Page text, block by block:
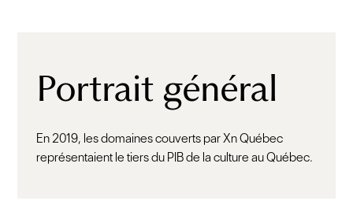
Portrait général
En 2019, les domaines couverts par Xn Québec
représentaient le tiers du PIB de la culture au Québec.